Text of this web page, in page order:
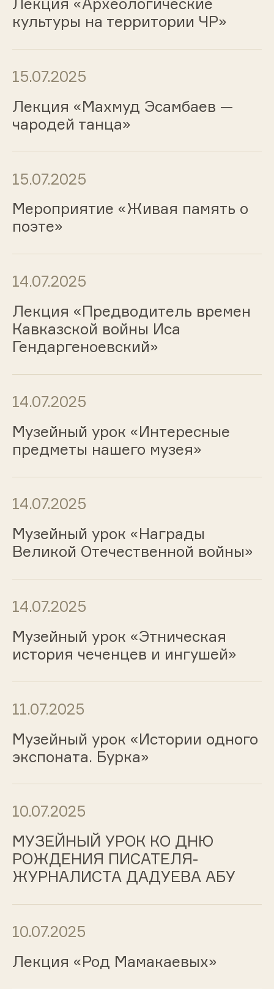
Лекция «Археологические
культуры на территории ЧР»
15.07.2025
Лекция «Махмуд Эсамбаев —
чародей танца»
15.07.2025
Мероприятие «Живая память о
поэте»
14.07.2025
Лекция «Предводитель времен
Кавказской войны Иса
Гендаргеноевский»
14.07.2025
Музейный урок «Интересные
предметы нашего музея»
14.07.2025
Музейный урок «Награды
Великой Отечественной войны»
14.07.2025
Музейный урок «Этническая
история чеченцев и ингушей»
11.07.2025
Музейный урок «Истории одного
экспоната. Бурка»
10.07.2025
МУЗЕЙНЫЙ УРОК КО ДНЮ
РОЖДЕНИЯ ПИСАТЕЛЯ-
ЖУРНАЛИСТА ДАДУЕВА АБУ
10.07.2025
Лекция «Род Мамакаевых»